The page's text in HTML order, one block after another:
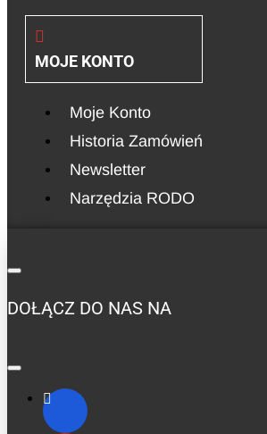
MOJE KONTO
Moje Konto
Historia Zamówień
Newsletter
Narzędzia RODO
DOŁĄCZ DO NAS NA